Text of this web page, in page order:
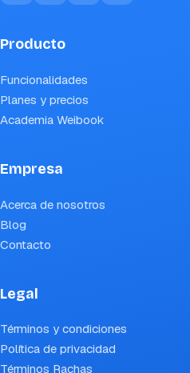
Producto
Funcionalidades
Planes y precios
Academia Weibook
Empresa
Acerca de nosotros
Blog
Contacto
Legal
Términos y condiciones
Política de privacidad
Términos Rachas